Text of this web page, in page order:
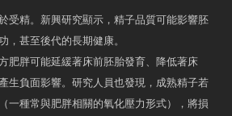
受精。新興研究顯示，精子品質可能影響胚
，甚至後代的長期健康。
肥胖可能延緩著床前胚胎發育、降低著床
生負面影響。研究人員也發現，成熟精子若
一種常與肥胖相關的氧化壓力形式），將損